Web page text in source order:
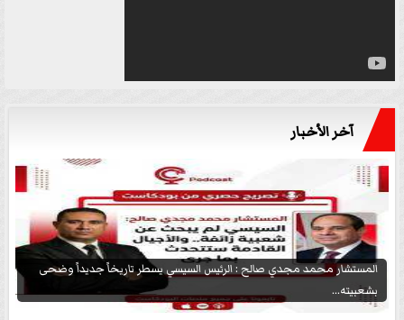
آخر الأخبار
المستشار محمد مجدي صالح : الرئيس السيسي يسطر تاريخاً جديداً وضحى
بشعبيته...